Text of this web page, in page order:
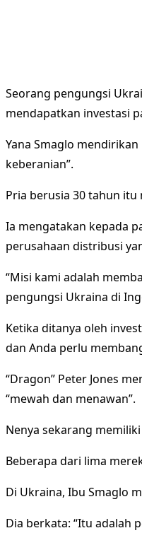
Seorang pengungsi
mendapatkan investasi
Yana Smaglo
keberanian”.
Pria berusia 30 tahun itu
Ia mengatakan kepada
perusahaan distribusi
“Misi kami adalah
pengungsi Ukraina di
Ketika ditanya oleh
dan Anda perlu
“Dragon” Peter Jones
“mewah dan menawan”.
Nenya sekarang
Beberapa dari lima
Di Ukraina, Ibu Smaglo
Dia berkata: “Itu adalah